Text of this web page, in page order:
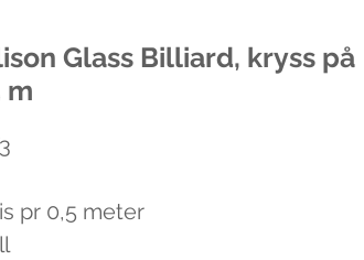
Glass Billiard, kryss på
m
pr 0,5 meter